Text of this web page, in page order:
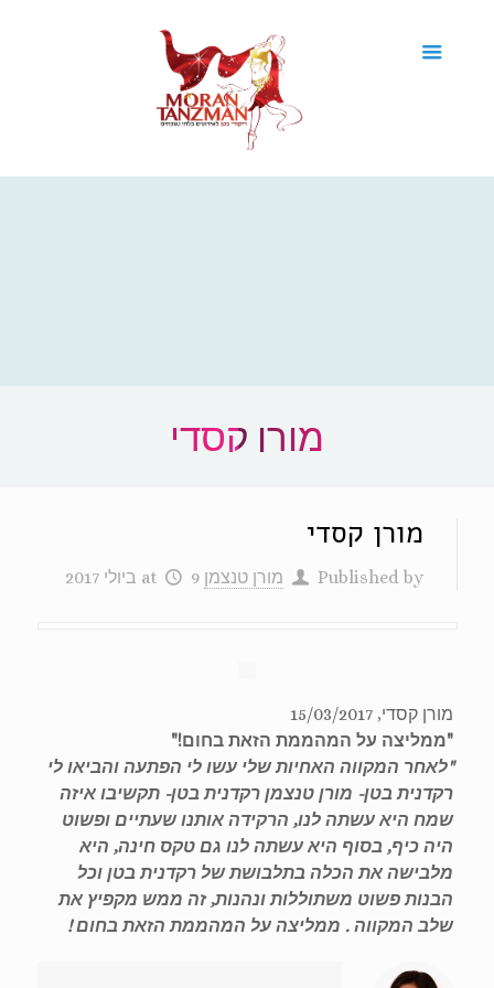
מורן קסדי
מורן קסדי
Published by מורן טנצמן at 9 ביולי 2017
מורן קסדי, 15/03/2017
"ממליצה על המהממת הזאת בחום!"
"לאחר המקווה האחיות שלי עשו לי הפתעה והביאו לי
רקדנית בטן- מורן טנצמן רקדנית בטן- תקשיבו איזה
שמח היא עשתה לנו, הרקידה אותנו שעתיים ופשוט
היה כיף, בסוף היא עשתה לנו גם טקס חינה, היא
מלבישה את הכלה בתלבושת של רקדנית בטן וכל
הבנות פשוט משתוללות ונהנות, זה ממש מקפיץ את
שלב המקווה . ממליצה על המהממת הזאת בחום !